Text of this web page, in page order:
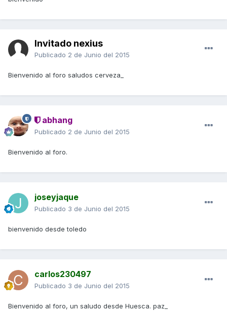
Invitado nexius
Publicado 2 de Junio del 2015
Bienvenido al foro saludos cerveza_
abhang
Publicado 2 de Junio del 2015
Bienvenido al foro.
joseyjaque
Publicado 3 de Junio del 2015
bienvenido desde toledo
carlos230497
Publicado 3 de Junio del 2015
Bienvenido al foro, un saludo desde Huesca. paz_